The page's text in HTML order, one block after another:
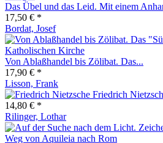
Das Übel und das Leid. Mit einem
17,50 € *
Bordat, Josef
Von Ablaßhandel bis Zölibat. Das...
17,90 € *
Lisson, Frank
Friedrich
14,80 € *
Rilinger, Lothar